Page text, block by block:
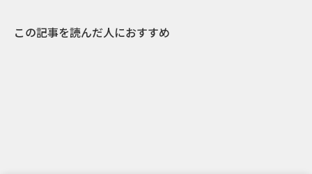
この記事を読んだ人におすすめ